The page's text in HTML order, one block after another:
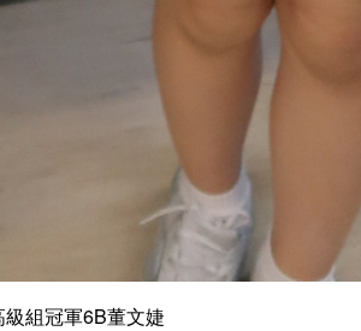
級組冠軍6B董文婕